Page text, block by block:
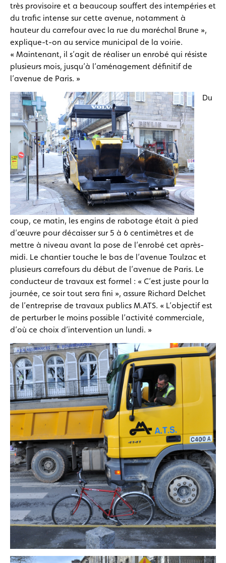
très provisoire et a beaucoup souffert des intempéries et
du trafic intense sur cette avenue, notamment à
hauteur du carrefour avec la rue du maréchal Brune »,
explique-t-on au service municipal de la voirie.
« Maintenant, il s’agit de réaliser un enrobé qui résiste
plusieurs mois, jusqu’à l’aménagement définitif de
l’avenue de Paris. »
Du
coup, ce matin, les engins de rabotage était à pied
d’œuvre pour décaisser sur 5 à 6 centimètres et de
mettre à niveau avant la pose de l’enrobé cet après-
midi. Le chantier touche le bas de l’avenue Toulzac et
plusieurs carrefours du début de l’avenue de Paris. Le
conducteur de travaux est formel : « C’est juste pour la
journée, ce soir tout sera fini », assure Richard Delchet
de l’entreprise de travaux publics M.ATS. « L’objectif est
de perturber le moins possible l’activité commerciale,
d’où ce choix d’intervention un lundi. »